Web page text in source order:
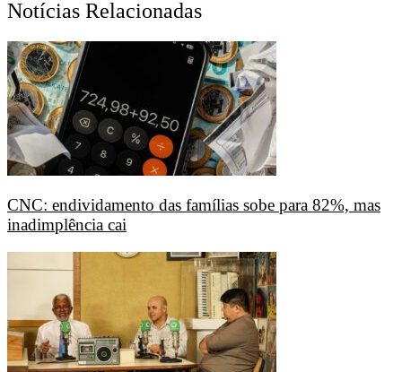
Notícias Relacionadas
CNC: endividamento das famílias sobe para 82%, mas
inadimplência cai